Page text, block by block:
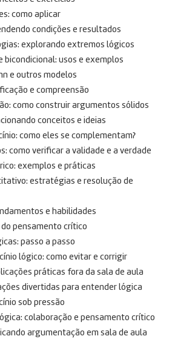
como aplicar
condições e resultados
explorando extremos lógicos
bicondicional: usos e exemplos
e outros modelos
e compreensão
como construir argumentos sólidos
conceitos e ideias
como eles se complementam?
como verificar a validade e a verdade
exemplos e práticas
estratégias e resolução de
e habilidades
pensamento crítico
passo a passo
lógico: como evitar e corrigir
práticas fora da sala de aula
divertidas para entender lógica
sob pressão
colaboração e pensamento crítico
argumentação em sala de aula